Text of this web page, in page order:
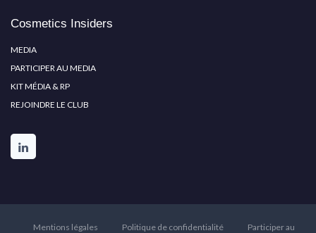
Cosmetics Insiders
MEDIA
PARTICIPER AU MEDIA
KIT MÉDIA & RP
REJOINDRE LE CLUB
Mentions légales Politique de confidentialité
Participer au